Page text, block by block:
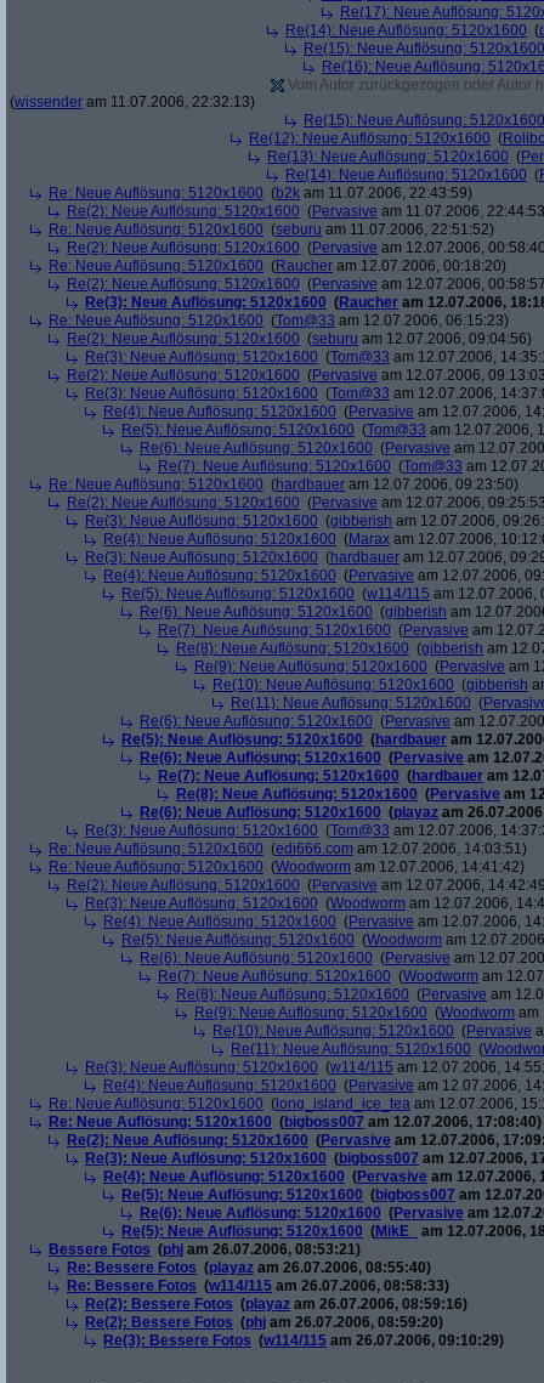
Re(17): Neue Auflösung:
Re(14): Neue Auflösung: 5120x1600 (
Re(15): Neue Auflösung: 5120x1600
Re(16): Neue Auflösung:
Vom Autor zurückgezogen oder Autor
(wissender am 11.07.2006, 22:32:13)
Re(15): Neue Auflösung: 5120x1600
Re(12): Neue Auflösung: 5120x1600 (
Re(13): Neue Auflösung: 5120x1600 (
Re(14): Neue Auflösung: 5120x1600 (
Re: Neue Auflösung: 5120x1600 (b2k am 11.07.2006, 22:43:59)
Re(2): Neue Auflösung: 5120x1600 (Pervasive am 11.07.2006,
Re: Neue Auflösung: 5120x1600 (seburu am 11.07.2006, 22:51:52)
Re(2): Neue Auflösung: 5120x1600 (Pervasive am 12.07.2006,
Re: Neue Auflösung: 5120x1600 (Raucher am 12.07.2006, 00:18:20)
Re(2): Neue Auflösung: 5120x1600 (Pervasive am 12.07.2006,
Re(3): Neue Auflösung: 5120x1600 (Raucher am 12.07.2006,
Re: Neue Auflösung: 5120x1600 (Tom@33 am 12.07.2006, 06:15:23)
Re(2): Neue Auflösung: 5120x1600 (seburu am 12.07.2006, 09:04:56)
Re(3): Neue Auflösung: 5120x1600 (Tom@33 am 12.07.2006,
Re(2): Neue Auflösung: 5120x1600 (Pervasive am 12.07.2006,
Re(3): Neue Auflösung: 5120x1600 (Tom@33 am 12.07.2006,
Re(4): Neue Auflösung: 5120x1600 (Pervasive am 12.07.2006,
Re(5): Neue Auflösung: 5120x1600 (Tom@33 am 12.07.2006,
Re(6): Neue Auflösung: 5120x1600 (Pervasive am
Re(7): Neue Auflösung: 5120x1600 (Tom@33 am
Re: Neue Auflösung: 5120x1600 (hardbauer am 12.07.2006, 09:23:50)
Re(2): Neue Auflösung: 5120x1600 (Pervasive am 12.07.2006,
Re(3): Neue Auflösung: 5120x1600 (gibberish am 12.07.2006,
Re(4): Neue Auflösung: 5120x1600 (Marax am 12.07.2006,
Re(3): Neue Auflösung: 5120x1600 (hardbauer am 12.07.2006,
Re(4): Neue Auflösung: 5120x1600 (Pervasive am 12.07.2006,
Re(5): Neue Auflösung: 5120x1600 (w114/115 am 12.07.2006,
Re(6): Neue Auflösung: 5120x1600 (gibberish am
Re(7): Neue Auflösung: 5120x1600 (Pervasive am
Re(8): Neue Auflösung: 5120x1600 (gibberish am
Re(9): Neue Auflösung: 5120x1600 (Pervasive am
Re(10): Neue Auflösung: 5120x1600 (gibberish
Re(11): Neue Auflösung: 5120x1600 (
Re(6): Neue Auflösung: 5120x1600 (Pervasive am
Re(5): Neue Auflösung: 5120x1600 (hardbauer am
Re(6): Neue Auflösung: 5120x1600 (Pervasive am
Re(7): Neue Auflösung: 5120x1600 (hardbauer am
Re(8): Neue Auflösung: 5120x1600 (Pervasive am
Re(6): Neue Auflösung: 5120x1600 (playaz am
Re(3): Neue Auflösung: 5120x1600 (Tom@33 am 12.07.2006,
Re: Neue Auflösung: 5120x1600 (edi666.com am 12.07.2006, 14:03:51)
Re: Neue Auflösung: 5120x1600 (Woodworm am 12.07.2006, 14:41:42)
Re(2): Neue Auflösung: 5120x1600 (Pervasive am 12.07.2006,
Re(3): Neue Auflösung: 5120x1600 (Woodworm am 12.07.2006,
Re(4): Neue Auflösung: 5120x1600 (Pervasive am 12.07.2006,
Re(5): Neue Auflösung: 5120x1600 (Woodworm am
Re(6): Neue Auflösung: 5120x1600 (Pervasive am
Re(7): Neue Auflösung: 5120x1600 (Woodworm am
Re(8): Neue Auflösung: 5120x1600 (Pervasive am
Re(9): Neue Auflösung: 5120x1600 (Woodworm am
Re(10): Neue Auflösung: 5120x1600 (Pervasive
Re(11): Neue Auflösung: 5120x1600 (
Re(3): Neue Auflösung: 5120x1600 (w114/115 am 12.07.2006,
Re(4): Neue Auflösung: 5120x1600 (Pervasive am 12.07.2006,
Re: Neue Auflösung: 5120x1600 ( long_island_ice_tea am 12.07.2006,
Re: Neue Auflösung: 5120x1600 (bigboss007 am 12.07.2006, 17:08:40)
Re(2): Neue Auflösung: 5120x1600 (Pervasive am 12.07.2006,
Re(3): Neue Auflösung: 5120x1600 (bigboss007 am 12.07.2006,
Re(4): Neue Auflösung: 5120x1600 (Pervasive am 12.07.2006,
Re(5): Neue Auflösung: 5120x1600 (bigboss007 am
Re(6): Neue Auflösung: 5120x1600 (Pervasive am
Re(5): Neue Auflösung: 5120x1600 (MikE_
am 12.07.2006,
Bessere Fotos (phj am 26.07.2006, 08:53:21)
Re: Bessere Fotos (playaz am 26.07.2006, 08:55:40)
Re: Bessere Fotos (w114/115 am 26.07.2006, 08:58:33)
Re(2): Bessere Fotos (playaz am 26.07.2006, 08:59:16)
Re(2): Bessere Fotos (phj am 26.07.2006, 08:59:20)
Re(3): Bessere Fotos (w114/115 am 26.07.2006, 09:10:29)